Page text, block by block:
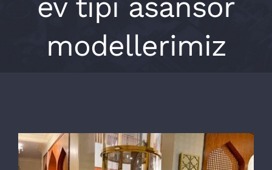
ev tipi asansör
modellerimiz